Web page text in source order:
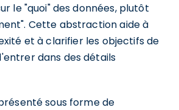
le "quoi" des données, plutôt
Cette abstraction aide à
et à clarifier les objectifs de
dans des détails
sous forme de